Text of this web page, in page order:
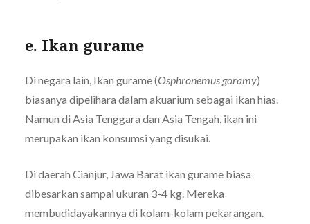
e. Ikan gurame
Di negara lain, Ikan gurame (Osphronemus goramy)
biasanya dipelihara dalam akuarium sebagai ikan hias.
Namun di Asia Tenggara dan Asia Tengah, ikan ini
merupakan ikan konsumsi yang disukai.
Di daerah Cianjur, Jawa Barat ikan gurame biasa
dibesarkan sampai ukuran 3-4 kg. Mereka
membudidayakannya di kolam-kolam pekarangan.